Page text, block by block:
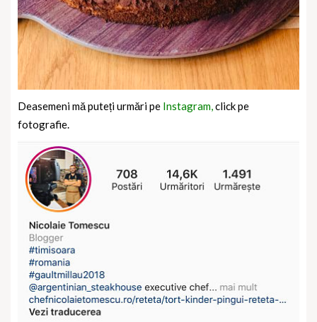
Deasemeni mă puteți urmări pe Instagram,click pe
fotografie.